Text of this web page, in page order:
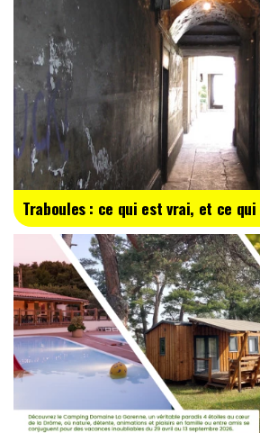
Traboules : ce qui est vrai, et ce